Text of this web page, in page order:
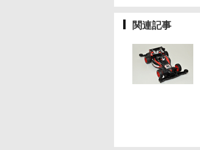
関連記事